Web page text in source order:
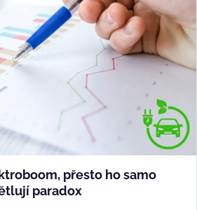
přesto ho samo
paradox